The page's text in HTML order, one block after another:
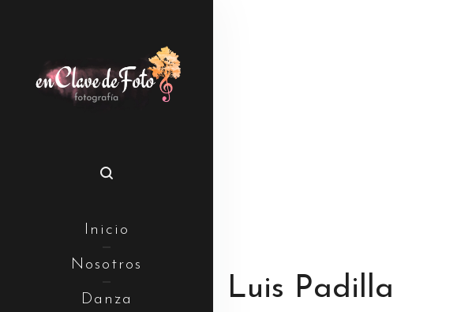
Inicio
Nosotros
Danza Luis Padilla